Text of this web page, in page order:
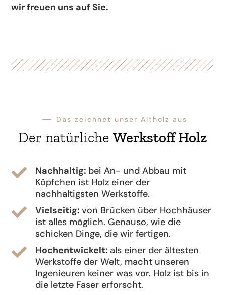
wir freuen uns auf Sie.
K Das zeichnet unser Altholz aus
Der natürliche Werkstoff Holz
 Nachhaltig: bei An- und Abbau mit
Köpfchen ist Holz einer der
nachhaltigsten Werkstoffe.
 Vielseitig: von Brücken über Hochhäuser
ist alles möglich. Genauso, wie die
schicken Dinge, die wir fertigen.
 Hochentwickelt: als einer der ältesten
Werkstoffe der Welt, macht unseren
Ingenieuren keiner was vor. Holz ist bis in
die letzte Faser erforscht.